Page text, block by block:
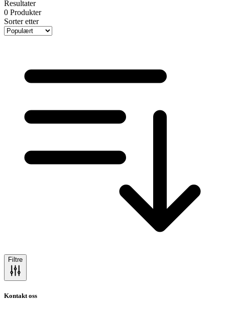
Resultater
0 Produkter
Sorter etter
Filtre
Kontakt oss